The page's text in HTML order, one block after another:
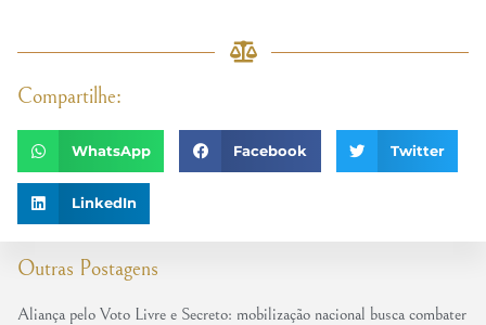
Outras Postagens
Aliança pelo Voto Livre e Secreto: mobilização nacional busca combater
Compartilhe:
WhatsApp Facebook Twitter
LinkedIn